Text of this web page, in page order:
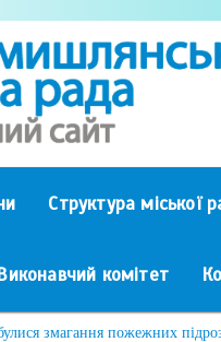
Структура міської
комітет
змагання пожежних